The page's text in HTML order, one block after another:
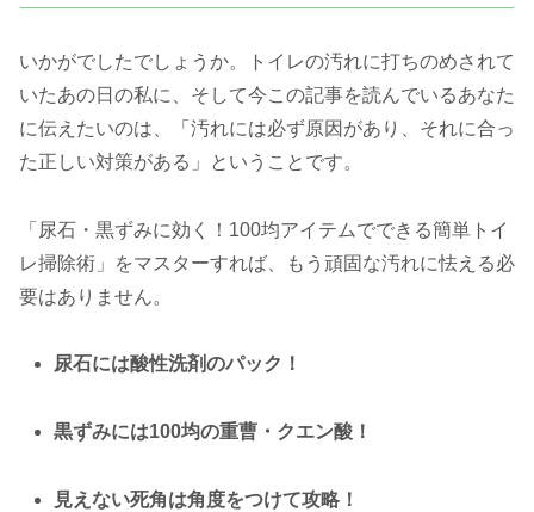
いかがでしたでしょうか。トイレの汚れに打ちのめされて
いたあの日の私に、そして今この記事を読んでいるあなた
に伝えたいのは、「汚れには必ず原因があり、それに合っ
た正しい対策がある」ということです。
「尿石・黒ずみに効く！100均アイテムでできる簡単トイ
レ掃除術」をマスターすれば、もう頑固な汚れに怯える必
要はありません。
尿石には酸性洗剤のパック！
黒ずみには100均の重曹・クエン酸！
見えない死角は角度をつけて攻略！